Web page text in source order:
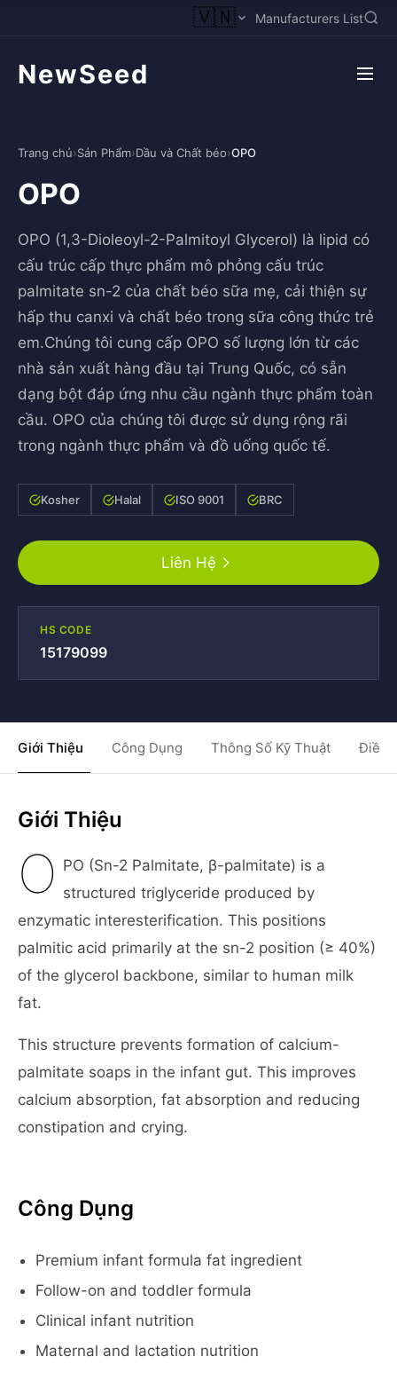
🇻🇳 Manufacturers List
NewSeed
Trang chủ›Sản Phẩm›Dầu và Chất béo›OPO
OPO
OPO (1,3-Dioleoyl-2-Palmitoyl Glycerol) là lipid có
cấu trúc cấp thực phẩm mô phỏng cấu trúc
palmitate sn-2 của chất béo sữa mẹ, cải thiện sự
hấp thu canxi và chất béo trong sữa công thức trẻ
em.Chúng tôi cung cấp OPO số lượng lớn từ các
nhà sản xuất hàng đầu tại Trung Quốc, có sẵn
dạng bột đáp ứng nhu cầu ngành thực phẩm toàn
cầu. OPO của chúng tôi được sử dụng rộng rãi
trong ngành thực phẩm và đồ uống quốc tế.
Kosher Halal ISO 9001 BRC
Liên Hệ
HS CODE
15179099
Giới Thiệu Công Dụng Thông Số Kỹ Thuật Điều
Giới Thiệu
O PO (Sn-2 Palmitate, β-palmitate) is a
structured triglyceride produced by
enzymatic interesterification. This positions
palmitic acid primarily at the sn-2 position (≥ 40%)
of the glycerol backbone, similar to human milk
fat.
This structure prevents formation of calcium-
palmitate soaps in the infant gut. This improves
calcium absorption, fat absorption and reducing
constipation and crying.
Công Dụng
Premium infant formula fat ingredient
Follow-on and toddler formula
Clinical infant nutrition
Maternal and lactation nutrition